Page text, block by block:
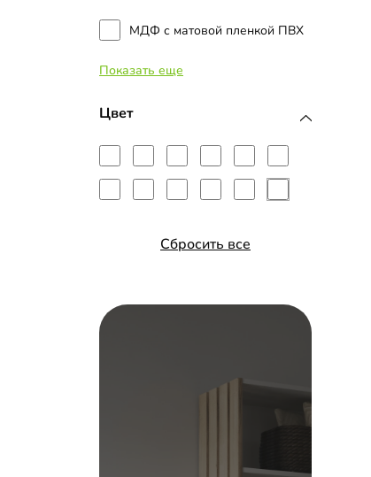
МДФ с матовой пленкой ПВХ
МДФ с пленкой ПВХ
МДФ с эмалью
Показать еще
Цвет
Сбросить все